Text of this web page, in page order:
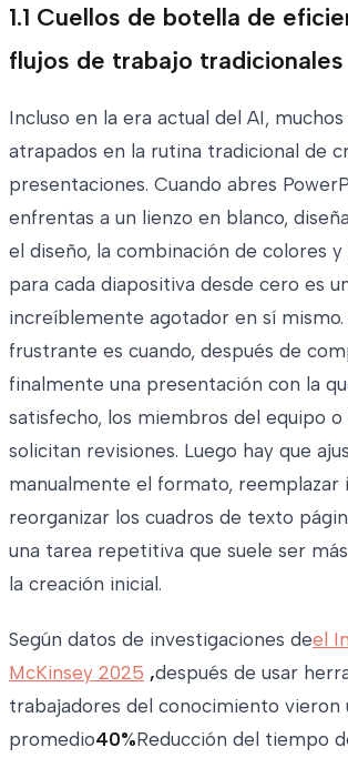
1.1 Cuellos de botella de
flujos de trabajo tradicionales
Incluso en la era actual del AI,
atrapados en la rutina tradicional de
presentaciones. Cuando abres
enfrentas a un lienzo en blanco,
el diseño, la combinación de colores y
para cada diapositiva desde cero es
increíblemente agotador en sí mismo.
frustrante es cuando, después de
finalmente una presentación con la
satisfecho, los miembros del equipo o
solicitan revisiones. Luego hay que
manualmente el formato, reemplazar
reorganizar los cuadros de texto
una tarea repetitiva que suele ser
la creación inicial.
Según datos de investigaciones deel
McKinsey 2025 ,después de usar
trabajadores del conocimiento vieron
promedio40%Reducción del tiempo